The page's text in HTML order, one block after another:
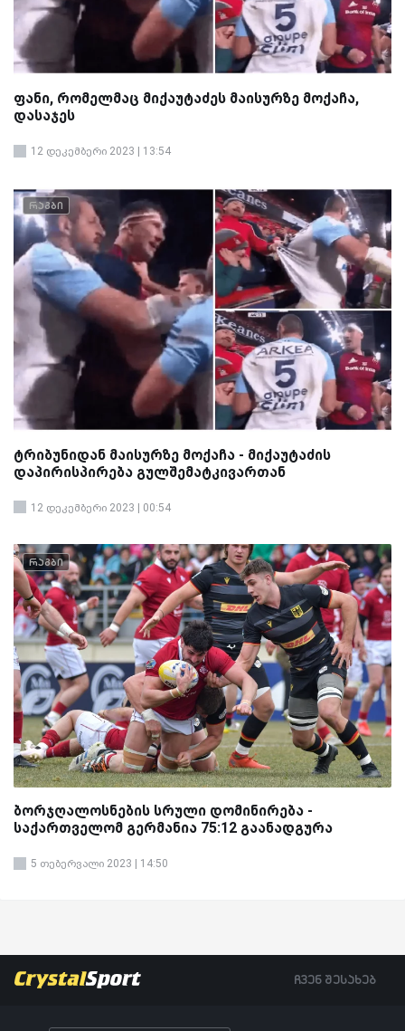
ფანი, რომელმაც მიქაუტაძეს მაისურზე მოქაჩა,
დასაჯეს
12 დეკემბერი 2023 | 13:54
რაგბი
ტრიბუნიდან მაისურზე მოქაჩა - მიქაუტაძის
დაპირისპირება გულშემატკივართან
12 დეკემბერი 2023 | 00:54
რაგბი
ბორჯღალოსნების სრული დომინირება -
საქართველომ გერმანია 75:12 გაანადგურა
5 თებერვალი 2023 | 14:50
ჩვენ შესახებ